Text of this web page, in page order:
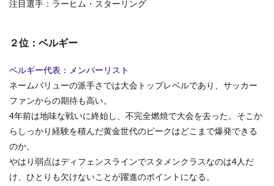
予想
3
ープ
H
１
位：
コロ
２
注目選手：ラーヒム・スターリング
２位：ベルギー
ベルギー代表：メンバーリスト
ネームバリューの派手さでは大会トップレベルであり、サッカー
ファンからの期待も高い。
4年前は地味な戦いに終始し、不完全燃焼で大会を去った。そこか
らしっかり経験を積んだ黄金世代のピークはどこまで爆発できる
のか。
やはり弱点はディフェンスラインでスタメンクラスなのは4人だ
け、ひとりも欠けないことが躍進のポイントになる。